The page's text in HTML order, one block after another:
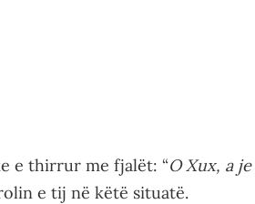
e thirrur me fjalët: “O Xux, a
e tij në këtë situatë.